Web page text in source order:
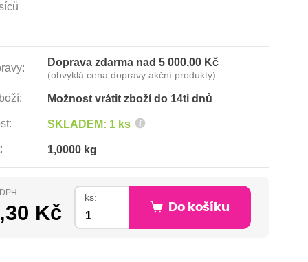
Doprava zdarma nad 5 000,00 Kč
(obvyklá cena dopravy akční produkty)
Možnost vrátit zboží do 14ti dnů
SKLADEM: 1 ks
1,0000 kg
Kč
ks:
Do košíku